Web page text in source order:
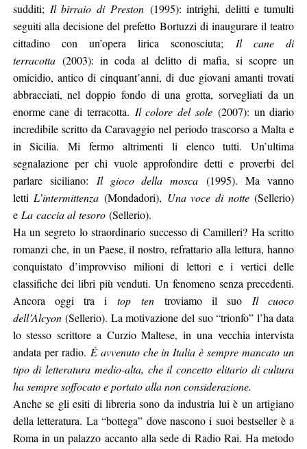
sudditi;Il birraio di Preston (1995): intrighi, delitti e tumulti
seguiti alla decisione del prefetto Bortuzzi di inaugurare il teatro
cittadino con un’opera lirica sconosciuta; Il cane di
terracotta (2003): in coda al delitto di mafia, si scopre un
omicidio, antico di cinquant’anni, di due giovani amanti trovati
abbracciati, nel doppio fondo di una grotta, sorvegliati da un
enorme cane di terracotta. Il colore del sole (2007): un diario
incredibile scritto da Caravaggio nel periodo trascorso a Malta e
in Sicilia. Mi fermo altrimenti li elenco tutti. Un’ultima
segnalazione per chi vuole approfondire detti e proverbi del
parlare siciliano: Il gioco della mosca(1995). Ma vanno
lettiL’intermittenza (Mondadori), Una voce di notte(Sellerio)
e La caccia al tesoro(Sellerio).
Ha un segreto lo straordinario successo di Camilleri? Ha scritto
romanzi che, in un Paese, il nostro, refrattario alla lettura, hanno
conquistato d’improvviso milioni di lettori e i vertici delle
classifiche dei libri più venduti. Un fenomeno senza precedenti.
Ancora oggi tra i top ten troviamo il suoIl cuoco
dell’Alcyon(Sellerio). La motivazione del suo “trionfo” l’ha data
lo stesso scrittore a Curzio Maltese, in una vecchia intervista
andata per radio. È avvenuto che in Italia è sempre mancato un
tipo di letteratura medio-alta, che il concetto elitario di cultura
ha sempre soffocato e portato alla non considerazione.
Anche se gli esiti di libreria sono da industria lui è un artigiano
della letteratura. La “bottega” dove nascono i suoi bestseller è a
Roma in un palazzo accanto alla sede di Radio Rai. Ha metodo